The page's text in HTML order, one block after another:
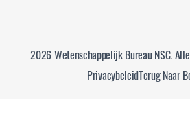
2026 Wetenschappelijk Bureau NSC.
PrivacybeleidTerug Naar